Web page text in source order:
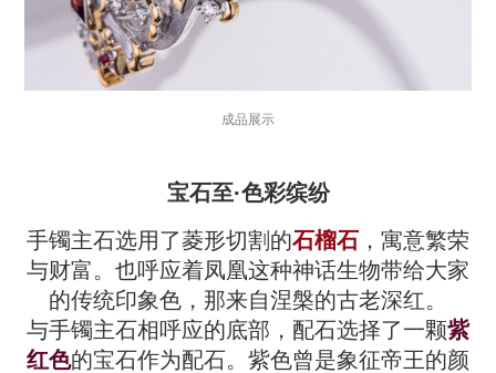
成品展示
宝石至·色彩缤纷
手镯主石选用了菱形切割的石榴石 ，寓意繁荣
与财富。也呼应着凤凰这种神话生物带给大家
的传统印象色，那来自涅槃的古老深红。
与手镯主石相呼应的底部，配石选择了一颗紫
红色的宝石作为配石。 紫色曾是象征帝王的颜